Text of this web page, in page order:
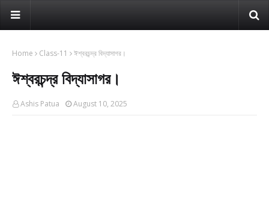
Home Class-11 ঈশ্বরচন্দ্র বিদ্যাসাগর।
ঈশ্বরচন্দ্র বিদ্যাসাগর।
Ashis Patua August 10, 2025